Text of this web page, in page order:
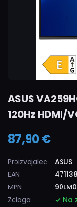
ASUS
120Hz HDMI/
87,90 €
Proizvajalec
ASUS
EAN
MPN
Zaloga
Na